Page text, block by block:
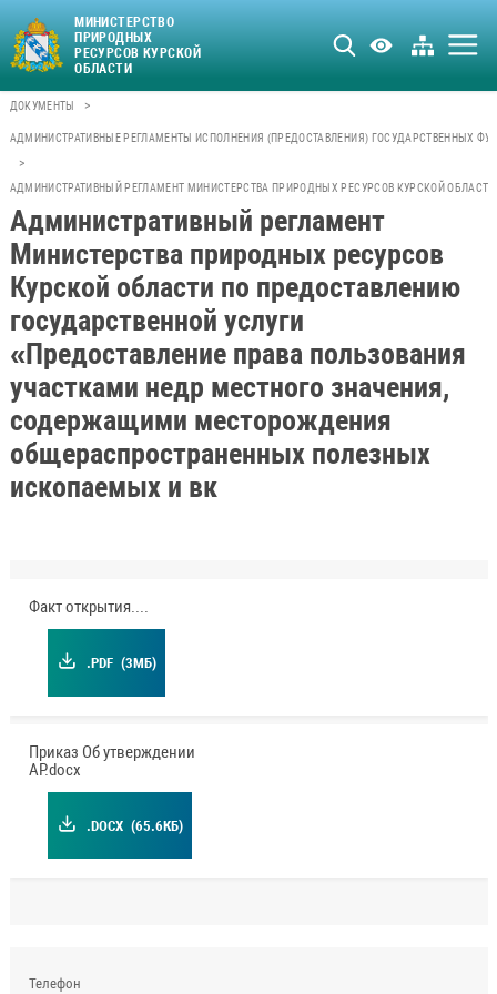
МИНИСТЕРСТВО
ПРИРОДНЫХ
РЕСУРСОВ КУРСКОЙ
ОБЛАСТИ
ДОКУМЕНТЫ >
АДМИНИСТРАТИВНЫЕ РЕГЛАМЕНТЫ ИСПОЛНЕНИЯ (ПРЕДОСТАВЛЕНИЯ) ГОСУДАРСТВЕННЫХ
>
АДМИНИСТРАТИВНЫЙ РЕГЛАМЕНТ МИНИСТЕРСТВА ПРИРОДНЫХ РЕСУРСОВ КУРСКОЙ
Административный регламент
Министерства природных ресурсов
Курской области по предоставлению
государственной услуги
«Предоставление права пользования
участками недр местного значения,
содержащими месторождения
общераспространенных полезных
ископаемых и вк
Факт открытия.pdf
.PDF (3МБ)
Приказ Об утверждении
АР.docx
.DOCX (65.6КБ)
Телефон